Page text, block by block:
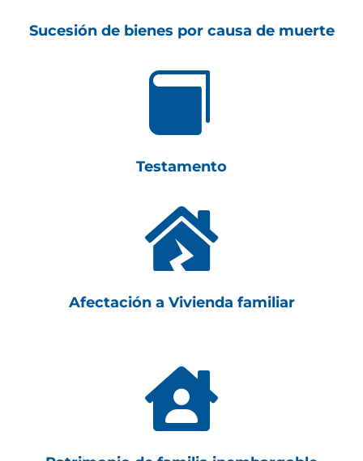
Sucesión de bienes por causa de muerte

Testamento

Afectación a Vivienda familiar
